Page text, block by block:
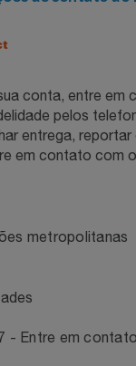
conta, entre em
pelos
entrega,
em contato com
metropolitanas
- Entre em